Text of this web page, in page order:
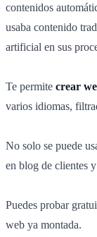
contenidos
usaba contenido
artificial en sus
Te permite crear
varios idiomas,
No solo se puede
en blog de clientes
Puedes probar
web ya montada.